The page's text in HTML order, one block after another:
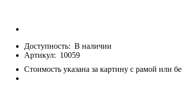
Доступность: В наличии
Артикул: 10059
Стоимость указана за картину с рамой или